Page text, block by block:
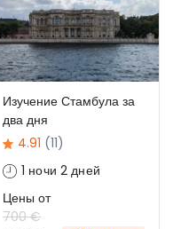
Изучение Стамбула за
два дня
4.91 (11)
1 ночи 2 дней
Цены от
700 €